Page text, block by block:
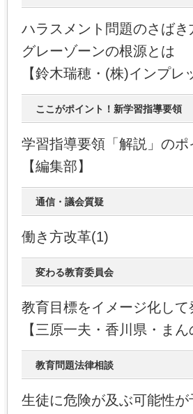
ハラスメント問題のさば
グレーゾーンの根源とは
【鈴木瑞穂・(株)インプ
ここがポイント！新学習指導要領
学習指導要領「解説」の
【編集部】
通信・議会質疑
働き方改革(1)
変わる教育委員会
教育目標をイメージ化して
【三原一夫・香川県・ま
教育問題法律相談
生徒に危険が及ぶ可能性